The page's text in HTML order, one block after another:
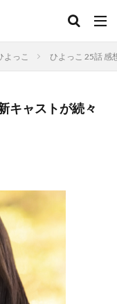
よっこ ひよっこ 25話 感
キャストが続々